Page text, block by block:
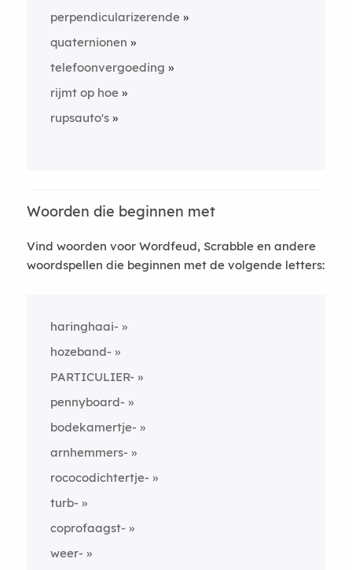
perpendicularizerende
quaternionen
telefoonvergoeding
rijmt op hoe
rupsauto's
Woorden die beginnen met
Vind woorden voor Wordfeud, Scrabble en andere
woordspellen die beginnen met de volgende letters:
haringhaai-
hozeband-
PARTICULIER-
pennyboard-
bodekamertje-
arnhemmers-
rococodichtertje-
turb-
coprofaagst-
weer-